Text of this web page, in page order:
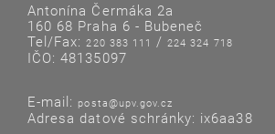
Antonína Čermáka 2a
160 68 Praha 6 - Bubeneč
Tel/Fax:220 383 111 /224 324 718
IČO: 48135097
E-mail: posta@upv.gov.cz
Adresa datové schránky: ix6aa38